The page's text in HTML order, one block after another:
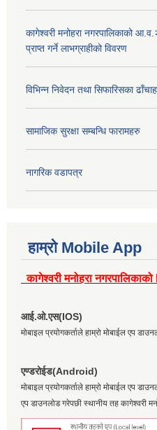
कागेश्वरी मनोहरा नगरपालिकाको
प्राप्त गर्ने लाभग्राहीको विवरण
विभिन्न निवेदन तथा सिफारिसका
सामाजिक सुरक्षा सम्बन्धि फारामहरु
नागरिक वडापत्र
हाम्रो Mobile App
कागेश्वरी मनोहरा
आई.ओ.एस(IOS)
मोबाइल प्रयोगकर्ताले हाम्रो मोबाईल एप
एण्डरोईड(Android)
मोबाइल प्रयोगकर्ताले हाम्रो मोबाईल एप
एप डाउनलोड गरेपछी स्थानीय तह कागेश्वरी